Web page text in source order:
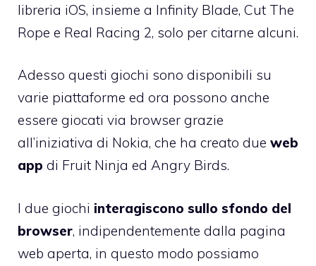
libreria iOS, insieme a Infinity Blade, Cut The
Rope e Real Racing 2, solo per citarne alcuni.
Adesso questi giochi sono disponibili su
varie piattaforme ed ora possono anche
essere giocati via browser grazie
all’iniziativa di Nokia, che ha creato due web
app di Fruit Ninja ed Angry Birds.
I due giochi interagiscono sullo sfondo del
browser, indipendentemente dalla pagina
web aperta, in questo modo possiamo